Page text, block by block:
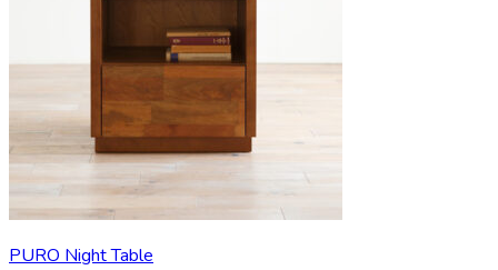
PURO Night Table